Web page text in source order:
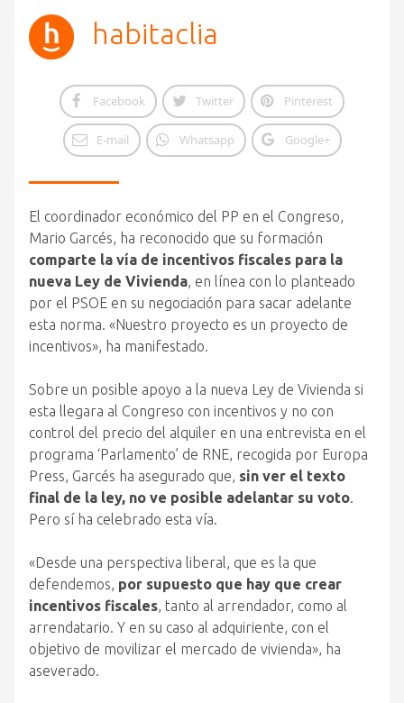
habitaclia
Facebook Twitter Pinterest
E-mail Whatsapp Google+
El coordinador económico del PP en el Congreso,
Mario Garcés, ha reconocido que su formación
comparte la vía de incentivos fiscales para la
nueva Ley de Vivienda, en línea con lo planteado
por el PSOE en su negociación para sacar adelante
esta norma. «Nuestro proyecto es un proyecto de
incentivos», ha manifestado.
Sobre un posible apoyo a la nueva Ley de Vivienda si
esta llegara al Congreso con incentivos y no con
control del precio del alquiler en una entrevista en el
programa ‘Parlamento’ de RNE, recogida por Europa
Press, Garcés ha asegurado que, sin ver el texto
final de la ley, no ve posible adelantar su voto.
Pero sí ha celebrado esta vía.
«Desde una perspectiva liberal, que es la que
defendemos, por supuesto que hay que crear
incentivos fiscales, tanto al arrendador, como al
arrendatario. Y en su caso al adquiriente, con el
objetivo de movilizar el mercado de vivienda», ha
aseverado.